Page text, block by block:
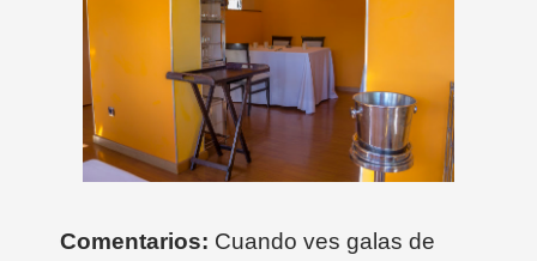
Comentarios: Cuando ves galas de